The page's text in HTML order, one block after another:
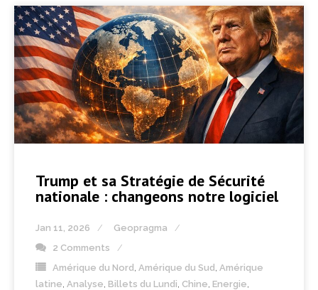
Trump et sa Stratégie de Sécurité
nationale : changeons notre logiciel
Jan 11, 2026
Geopragma
2 Comments
Amérique du Nord Amérique du Sud Amérique
latine Analyse Billets du Lundi Chine Energie